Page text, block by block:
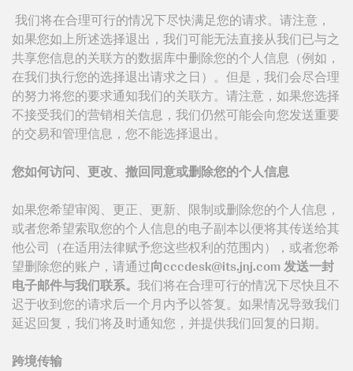
我们将在合理可行的情况下尽快满足您的请求。请注意，
如果您如上所述选择退出，我们可能无法直接从我们已与之
共享您信息的关联方的数据库中删除您的个人信息（例如，
在我们执行您的选择退出请求之日）。但是，我们会尽合理
的努力将您的要求通知我们的关联方。请注意，如果您选择
不接受我们的营销相关信息，我们仍然可能会向您发送重要
的交易和管理信息，您不能选择退出。
您如何访问、更改、撤回同意或删除您的个人信息
如果您希望审阅、更正、更新、限制或删除您的个人信息，
或者您希望索取您的个人信息的电子副本以便将其传送给其
他公司（在适用法律赋予您这些权利的范围内），或者您希
望删除您的账户，请通过向
发送一封
电子邮件与我们联系。 我们将在合理可行的情况下尽快且不
迟于收到您的请求后一个月内予以答复。如果情况导致我们
延迟回复，我们将及时通知您，并提供我们回复的日期。
跨境传输